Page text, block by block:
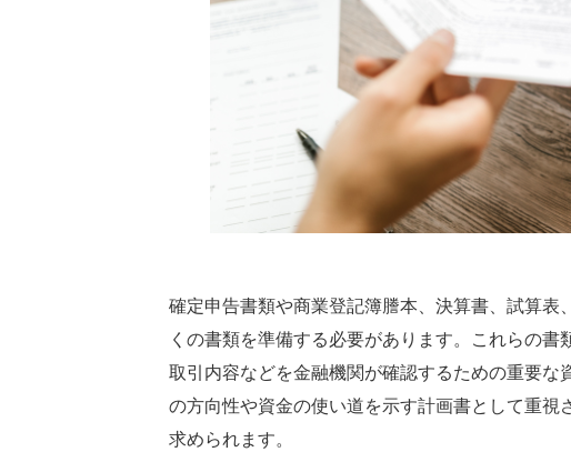
確定申告書類や商業登記簿謄本、決算書、試算
くの書類を準備する必要があります。これらの
取引内容などを金融機関が確認するための重要
の方向性や資金の使い道を示す計画書として重
求められます。